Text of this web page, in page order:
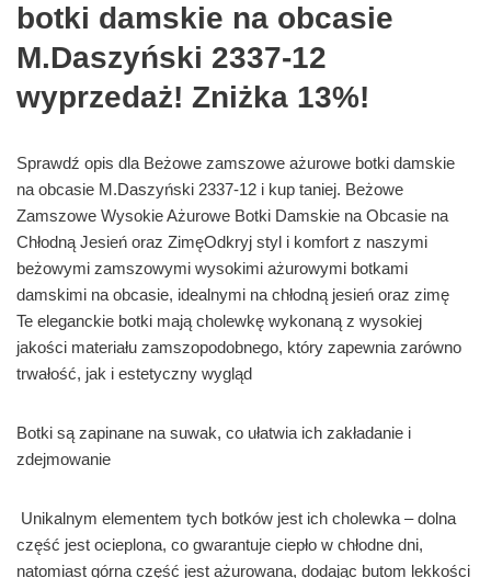
botki damskie na obcasie
M.Daszyński 2337-12
wyprzedaż! Zniżka 13%!
Sprawdź opis dla Beżowe zamszowe ażurowe botki damskie
na obcasie M.Daszyński 2337-12 i kup taniej. Beżowe
Zamszowe Wysokie Ażurowe Botki Damskie na Obcasie na
Chłodną Jesień oraz ZimęOdkryj styl i komfort z naszymi
beżowymi zamszowymi wysokimi ażurowymi botkami
damskimi na obcasie, idealnymi na chłodną jesień oraz zimę
Te eleganckie botki mają cholewkę wykonaną z wysokiej
jakości materiału zamszopodobnego, który zapewnia zarówno
trwałość, jak i estetyczny wygląd
Botki są zapinane na suwak, co ułatwia ich zakładanie i
zdejmowanie
Unikalnym elementem tych botków jest ich cholewka – dolna
część jest ocieplona, co gwarantuje ciepło w chłodne dni,
natomiast górna część jest ażurowana, dodając butom lekkości